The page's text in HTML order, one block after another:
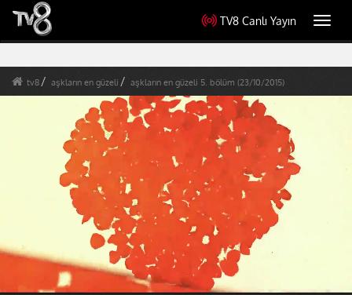
TV8 Canlı Yayın
tv8 aşkların en güzeli aşkların en güzeli 5. bölüm (23/10/2015)